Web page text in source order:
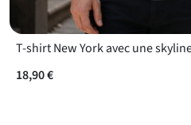
T-shirt New York avec une
18,90 €